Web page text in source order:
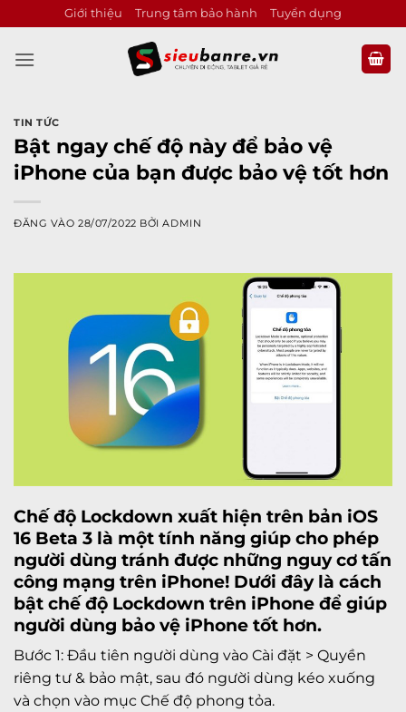
qua
nội
Giới thiệu Trung tâm bảo hành Tuyển dụng
TIN TỨC
Bật ngay chế độ này để bảo vệ
iPhone của bạn được bảo vệ tốt hơn
ĐĂNG VÀO28/07/2022 BỞIADMIN
Chế độ Lockdown xuất hiện trên bản iOS
16 Beta 3 là một tính năng giúp cho phép
người dùng tránh được những nguy cơ tấn
công mạng trên iPhone! Dưới đây là cách
bật chế độ Lockdown trên iPhone để giúp
người dùng bảo vệ iPhone tốt hơn.
Bước 1: Đầu tiên người dùng vào Cài đặt > Quyền
riêng tư & bảo mật, sau đó người dùng kéo xuống
và chọn vào mục Chế độ phong tỏa.